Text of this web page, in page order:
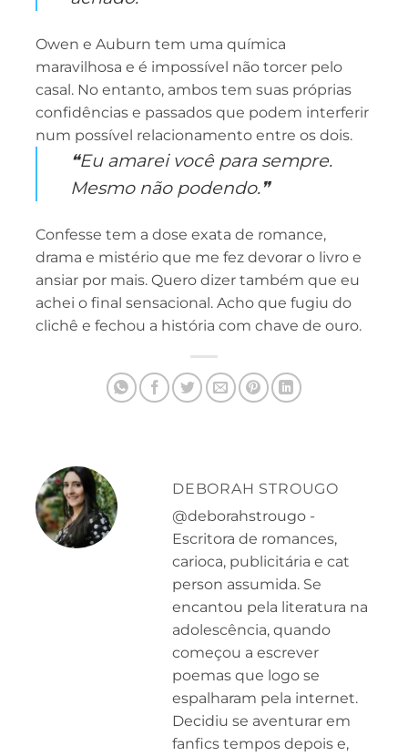
Owen e Auburn tem uma química
maravilhosa e é impossível não torcer pelo
casal. No entanto, ambos tem suas próprias
confidências e passados que podem interferir
num possível relacionamento entre os dois.
❝Eu amarei você para sempre.
Mesmo não podendo.❞
Confesse tem a dose exata de romance,
drama e mistério que me fez devorar o livro e
ansiar por mais. Quero dizer também que eu
achei o final sensacional. Acho que fugiu do
clichê e fechou a história com chave de ouro.
DEBORAH STROUGO
@deborahstrougo -
Escritora de romances,
carioca, publicitária e cat
person assumida. Se
encantou pela literatura na
adolescência, quando
começou a escrever
poemas que logo se
espalharam pela internet.
Decidiu se aventurar em
fanfics tempos depois e,